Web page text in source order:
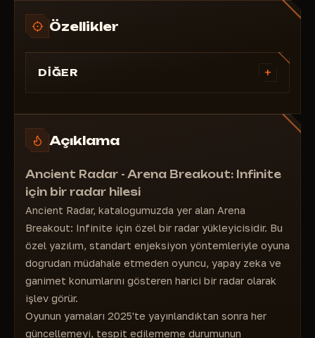
Özellikler
DİĞER +
Radar bağlantısını paylaş
RADAR AYARLARI
Oyuncuya geri dön
Harita döndürme
Tam ekran modu
HARİTA
Harita otomatik algılama
Metin/simge ölçeği
DİLLER
Rusça
İngilizce
Çince
Açıklama
Ancient Radar - Arena Breakout: Infinite
için bir radar hilesi
Ancient Radar, kataloğumuzda yer alan Arena
Breakout: Infinite için özel bir radar yükleyicisidir. Bu
özel yazılım, standart enjeksiyon yöntemleriyle oyuna
doğrudan müdahale etmeden oyuncu, yapay zeka ve
ganimet konumlarını gösteren harici bir radar olarak
işlev görür.
Oyunun yamaları 2025'te yayınlandıktan sonra her
güncellemeyi, tespit edilememe durumunun